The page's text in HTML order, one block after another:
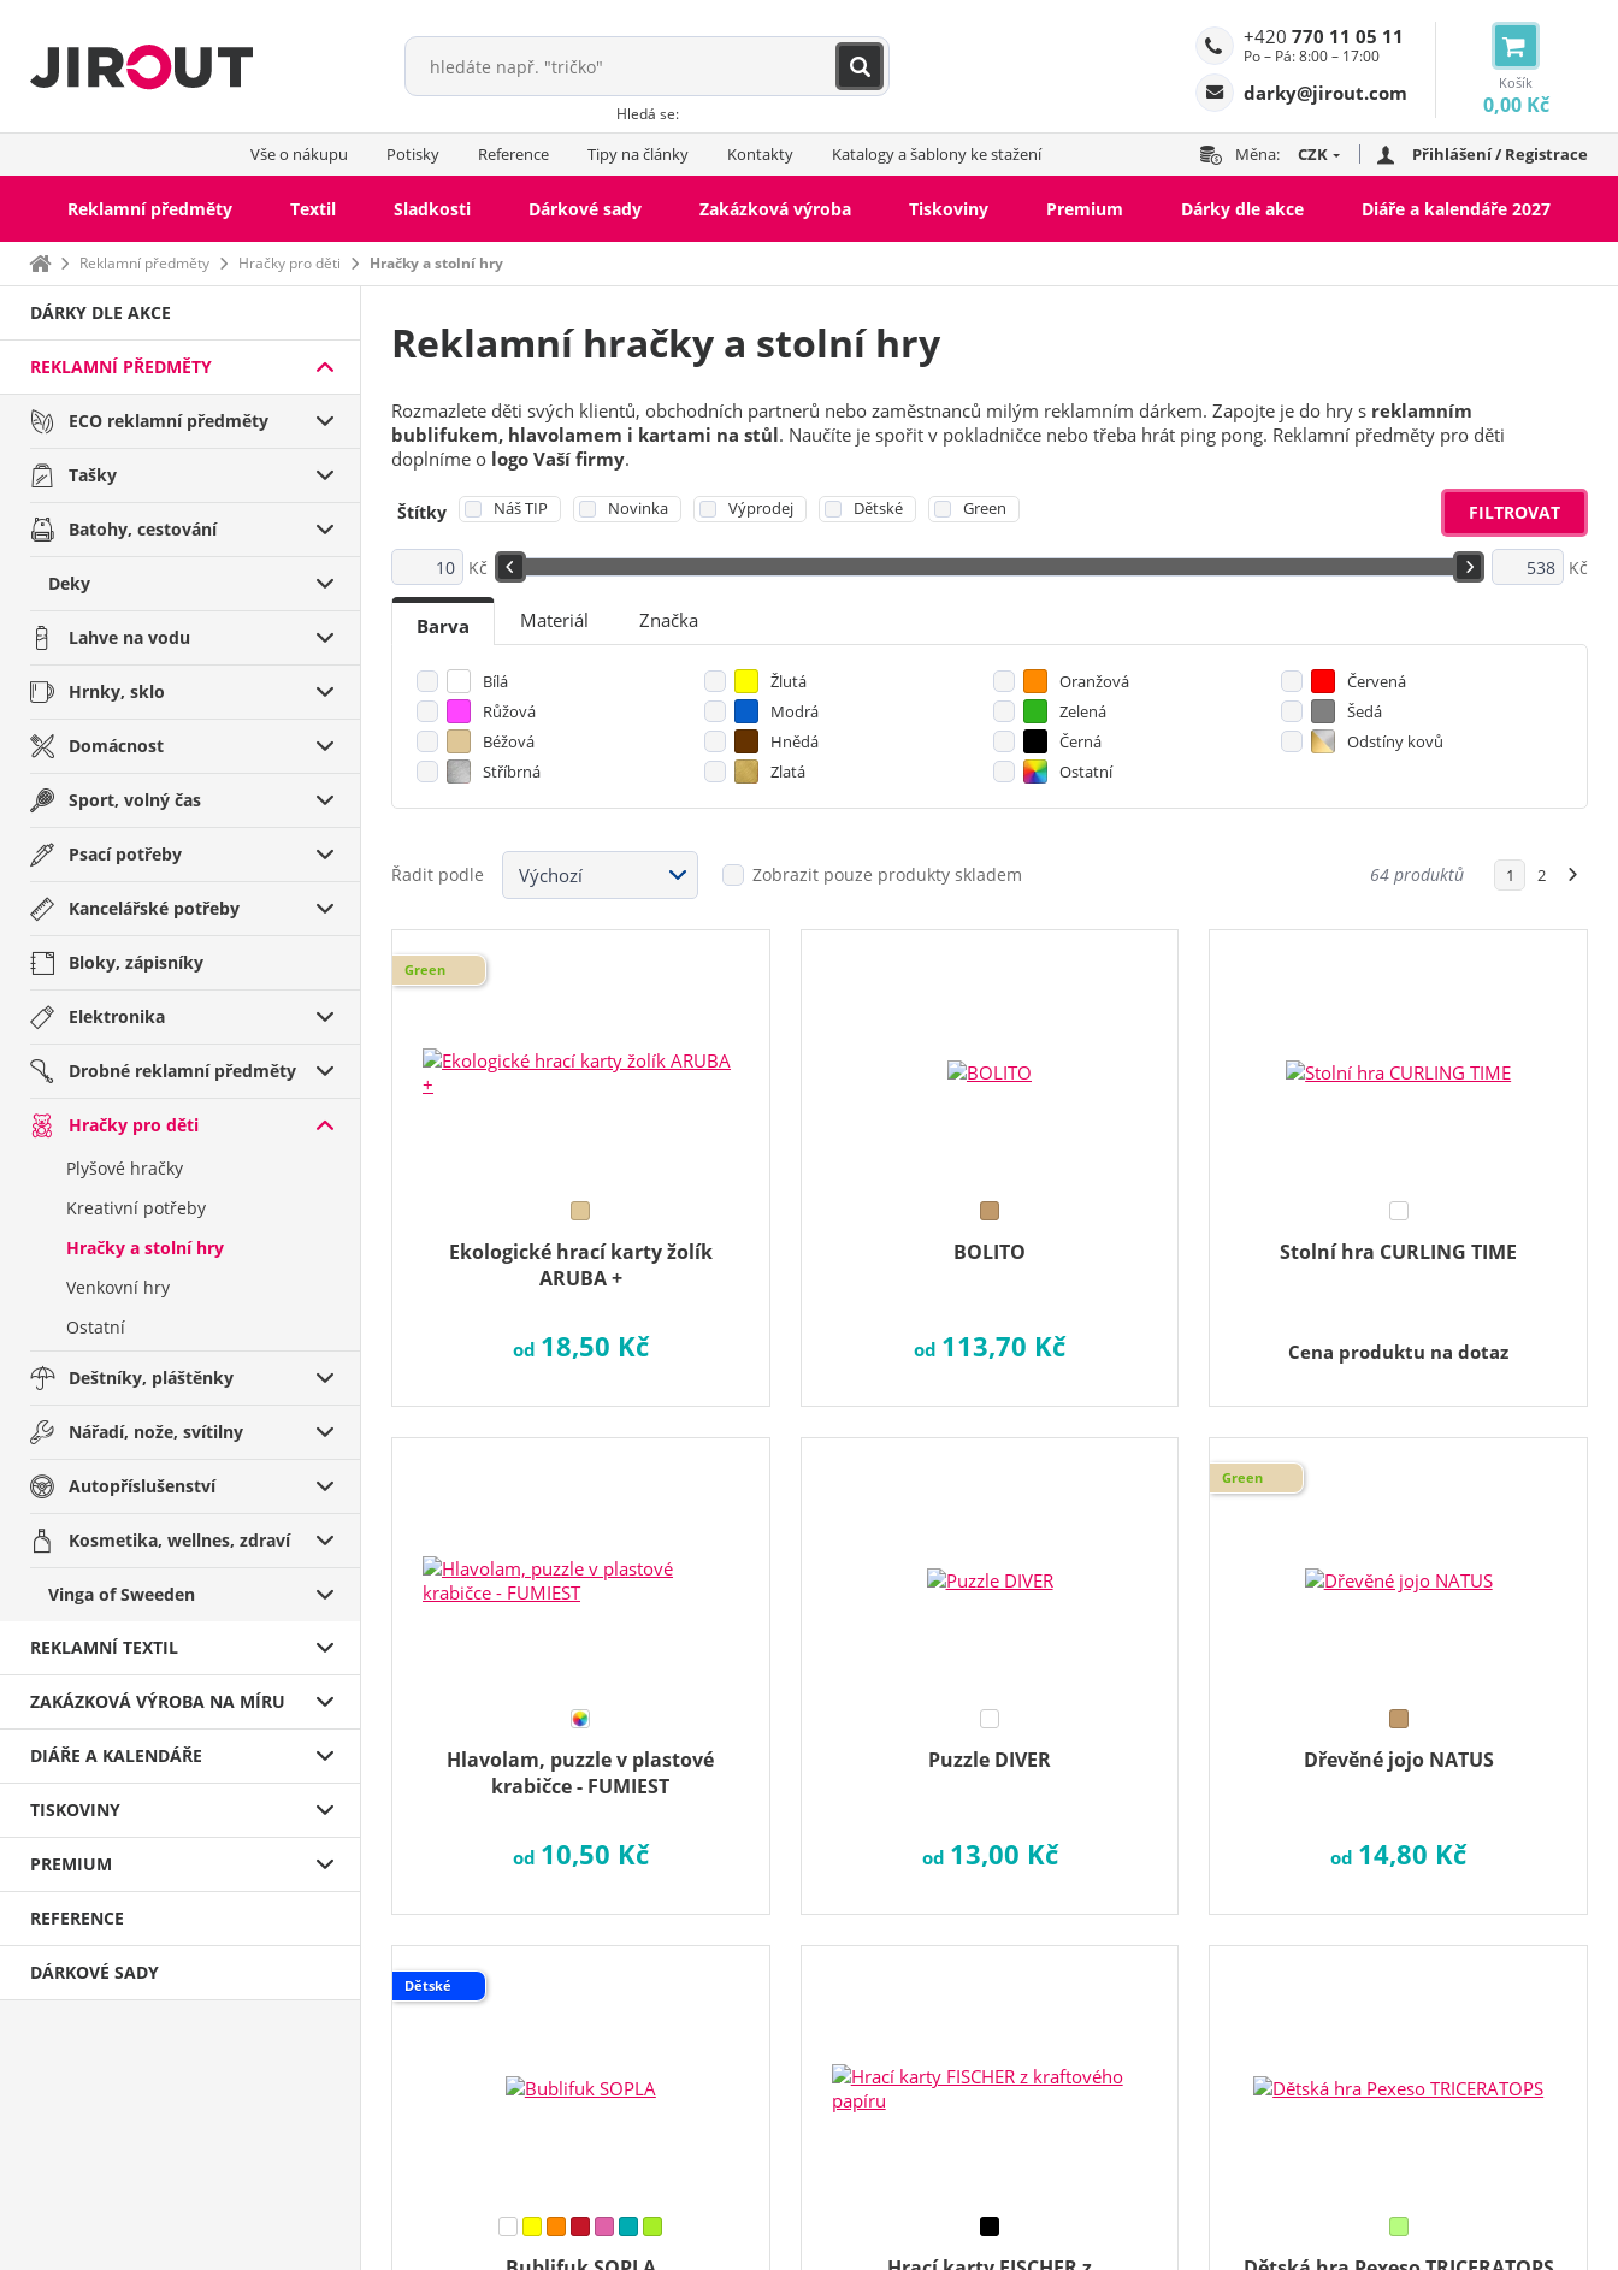
Košík
0,00 Kč
+420 770 11 05 11
Po – Pá: 8:00 – 17:00
darky@jirout.com
Hledá se:
Vše o nákupu Potisky Reference Tipy na články Kontakty Katalogy a šablony ke stažení Měna: CZK Přihlášení / Registrace
Reklamní předměty
Plyšové hračky
Venkovní hry ...
Textil Sladkosti Dárkové sady Zakázková výroba Tiskoviny Premium Dárky dle akce Diáře a kalendáře 2027
Domů Reklamní předměty Hračky pro děti Hračky a stolní hry
DÁRKY DLE AKCE
REKLAMNÍ PŘEDMĚTY
ECO reklamní předměty
Tašky
Batohy, cestování
Deky
Lahve na vodu
Hrnky, sklo
Domácnost
Sport, volný čas
Psací potřeby
Kancelářské potřeby
Bloky, zápisníky
Elektronika
Drobné reklamní předměty
Hračky pro děti
Plyšové hračky
Kreativní potřeby
Hračky a stolní hry
Venkovní hry
Ostatní
Deštníky, pláštěnky
Nářadí, nože, svítilny
Autopříslušenství
Kosmetika, wellnes, zdraví
Vinga of Sweeden
REKLAMNÍ TEXTIL
ZAKÁZKOVÁ VÝROBA NA MÍRU
DIÁŘE A KALENDÁŘE
TISKOVINY
PREMIUM
REFERENCE
DÁRKOVÉ SADY
Reklamní hračky a stolní hry
Rozmazlete děti svých klientů, obchodních partnerů nebo zaměstnanců milým reklamním dárkem. Zapojte je do hry s reklamním
bublifukem, hlavolamem i kartami na stůl. Naučíte je spořit v pokladničce nebo třeba hrát ping pong. Reklamní předměty pro děti
doplníme o logo Vaší firmy.
Kč Kč
Barva Materiál Značka
Bílá Žlutá Oranžová
Červená
Růžová
Modrá Zelená
Šedá
Béžová
Hnědá Černá
Odstíny kovů
Stříbrná
Zlatá Ostatní
Štítky Náš TIP Novinka Výprodej Dětské Green FILTROVAT
Řadit podle Zobrazit pouze produkty skladem 64 produktů 1 2
Ekologické hrací karty žolík
ARUBA +
Green
od 18,50 Kč
BOLITO
od 113,70 Kč
Stolní hra CURLING TIME
Cena produktu na dotaz
Hlavolam, puzzle v plastové
krabičce - FUMIEST
od 10,50 Kč
Puzzle DIVER
od 13,00 Kč
Dřevěné jojo NATUS
Green
od 14,80 Kč
Dětské